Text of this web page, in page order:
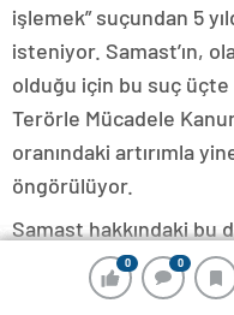
0 0
0 0
0 0
işlemek” suçundan 5
isteniyor. Samast’ın,
olduğu için bu suç
Terörle Mücadele
oranındaki artırımla
öngörülüyor.
Samast hakkındaki bu
Mahkemesi’ndeki
yükümlülüğün
0 0